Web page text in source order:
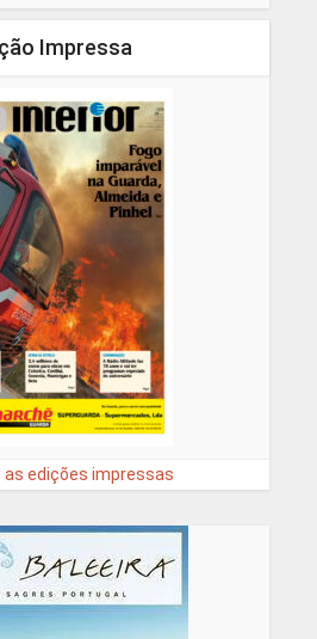
Impressa
as edições impressas